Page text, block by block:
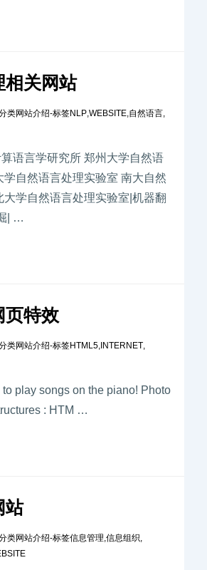
相关网站
类网站介绍-标签NLP,WEBSITE,自然语言,
语言学研究所 郑州大学自然语
自然语言处理实验室 南大自然
学自然语言处理实验室|机器翻
| …
页特效
类网站介绍-标签HTML5, INTERNET,
play songs on the piano! Photo
: HTM …
站
类网站介绍-标签信息管理,信息组织,